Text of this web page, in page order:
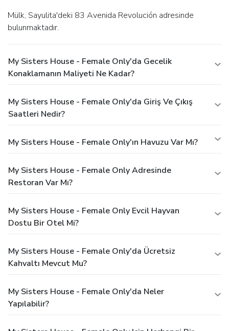
Mülk, Sayulita'deki 83 Avenida Revolución adresinde
bulunmaktadır.
My Sisters House - Female Only'da Gecelik
Konaklamanın Maliyeti Ne Kadar?
My Sisters House - Female Only'da Giriş Ve Çıkış
Saatleri Nedir?
My Sisters House - Female Only'ın Havuzu Var Mı?
My Sisters House - Female Only Adresinde
Restoran Var Mı?
My Sisters House - Female Only Evcil Hayvan
Dostu Bir Otel Mi?
My Sisters House - Female Only'da Ücretsiz
Kahvaltı Mevcut Mu?
My Sisters House - Female Only'da Neler
Yapılabilir?